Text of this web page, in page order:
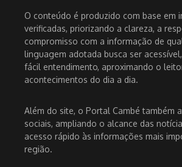
O conteúdo é produzido com base em
verificadas, priorizando a clareza, a
compromisso com a informação de
linguagem adotada busca ser
fácil entendimento, aproximando o
acontecimentos do dia a dia.
Além do site, o Portal Cambé também
sociais, ampliando o alcance das
acesso rápido às informações mais
região.